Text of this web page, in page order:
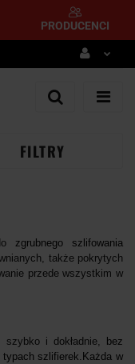
PRODUCENCI
Zaloguj się
FILTRY
zgrubnego szlifowania
także pokrytych
przede wszystkim w
, szybko i dokładnie, bez
szlifierek. Każda w